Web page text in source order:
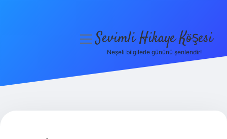
menüyüSevimli Hikaye Köşesi
Neşeli bilgilerle gününü şenlendir!